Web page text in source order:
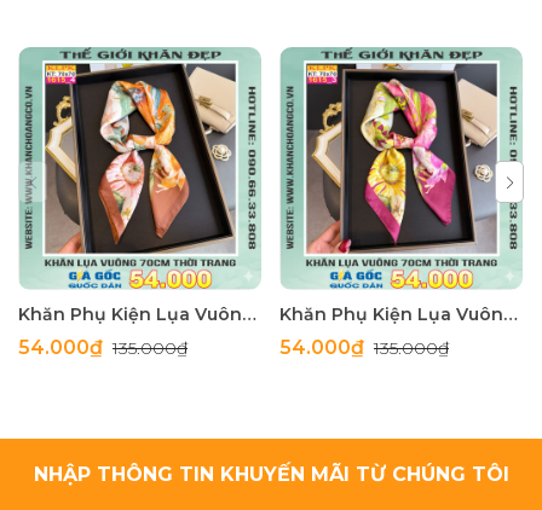
Khăn Phụ Kiện Lụa Vuông 70cm - Thế Giới Khăn Đẹp C1062_4
54.000₫135.000₫
Khăn Phụ Kiện Lụa Vuông 70cm - Thế Giới Khăn Đẹp C1062_3
54.000₫135.000₫
NHẬP THÔNG TIN KHUYẾN MÃI TỪ CHÚNG TÔI